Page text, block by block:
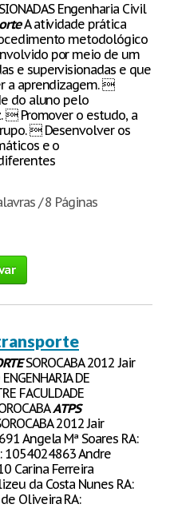
Engenharia Civil
A atividade prática
metodológico
por meio de um
e supervisionadas e que
a aprendizagem. 
do aluno pelo
Promover o estudo, a
 Desenvolver os
e o
/ 8 Páginas
SOROCABA 2012 Jair
DE
FACULDADE
ATPS
2012 Jair
Angela Mª Soares RA:
1054024863 Andre
Carina Ferreira
da Costa Nunes RA:
Oliveira RA: